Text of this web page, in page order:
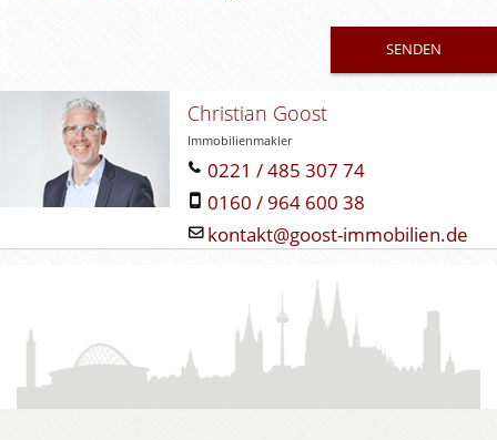
Christian Goost
Immobilienmakler
0221 / 485 307 74
0160 / 964 600 38
kontakt@goost-immobilien.de